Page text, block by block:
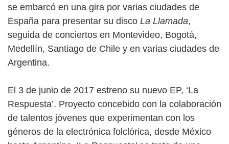
se embarcó en una gira por varias ciudades de
España para presentar su disco La Llamada,
seguida de conciertos en Montevideo, Bogotá,
Medellín, Santiago de Chile y en varias ciudades de
Argentina.
El 3 de junio de 2017 estreno su nuevo EP, ‘La
Respuesta’. Proyecto concebido con la colaboración
de talentos jóvenes que experimentan con los
géneros de la electrónica folclórica, desde México